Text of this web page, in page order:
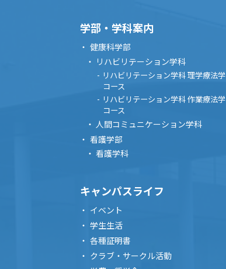
学部・学科案内
健康科学部
リハビリテーション学科
リハビリテーション学科 理学療法学
コース
リハビリテーション学科 作業療法学
コース
人間コミュニケーション学科
看護学部
看護学科
キャンパスライフ
イベント
学生生活
各種証明書
クラブ・サークル活動